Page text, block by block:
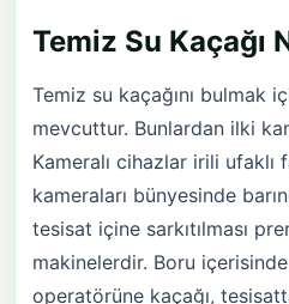
Temiz Su Kaçağı
Temiz su kaçağını bulmak
mevcuttur. Bunlardan ilki
Kameralı cihazlar irili ufaklı
kameraları bünyesinde
tesisat içine sarkıtılması
makinelerdir. Boru
operatörüne kaçağı,